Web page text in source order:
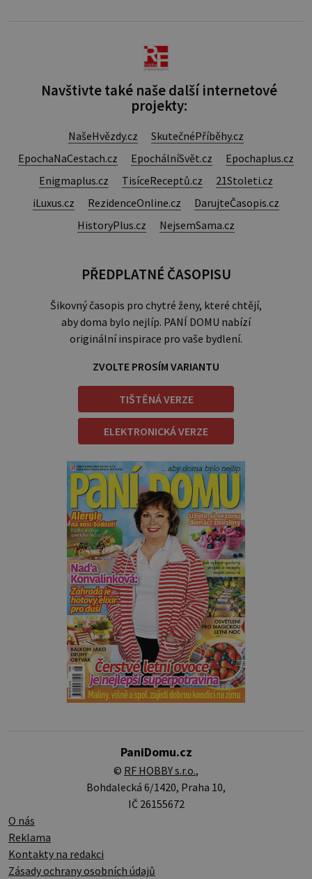
Navštivte také naše další internetové
projekty:
NašeHvězdy.cz
SkutečnéPříběhy.cz
EpochaNaCestach.cz
EpochálníSvět.cz
Epochaplus.cz
Enigmaplus.cz
TisíceReceptů.cz
21Stoleti.cz
iLuxus.cz
RezidenceOnline.cz
DarujteČasopis.cz
HistoryPlus.cz
NejsemSama.cz
PŘEDPLATNÉ ČASOPISU
Šikovný časopis pro chytré ženy, které chtějí,
aby doma bylo nejlíp. PANÍ DOMU nabízí
originální inspirace pro vaše bydlení.
ZVOLTE PROSÍM VARIANTU
TIŠTĚNÁ VERZE
ELEKTRONICKÁ VERZE
PaniDomu.cz
© RF HOBBY s.r.o.,
Bohdalecká 6/1420, Praha 10,
IČ 26155672
O nás
Reklama
Kontakty na redakci
Zásady ochrany osobních údajů